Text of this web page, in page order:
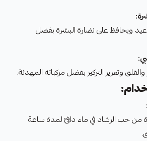
ويحافظ على نضارة البشرة بفضل
وتعزيز التركيز بفضل مركباته المهدئة.
من حب الرشاد في ماء دافئ لمدة ساعة